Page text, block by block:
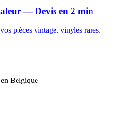
— Devis en 2 min
pièces vintage, vinyles rares,
en Belgique